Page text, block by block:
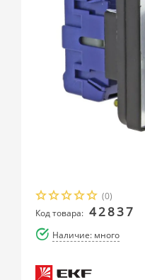
(0)
Код товара: 42837
Наличие: много